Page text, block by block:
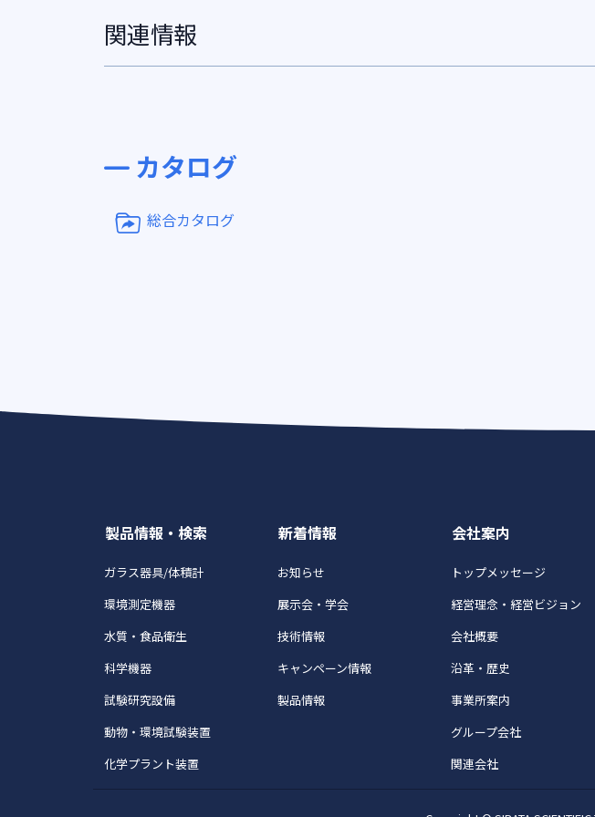
関連情報
カタログ
総合カタログ
製品情報・検索
ガラス器具/体積計
環境測定機器
水質・食品衛生
科学機器
試験研究設備
動物・環境試験装置
化学プラント装置
新着情報
お知らせ
展示会・学会
技術情報
キャンペーン情報
製品情報
会社案内
トップメッセージ
経営理念・経営ビジョン
会社概要
沿革・歴史
事業所案内
グループ会社
関連会社